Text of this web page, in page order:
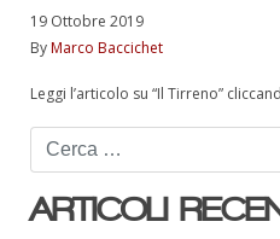
19 Ottobre 2019
ByMarco Baccichet
Leggi l’articolo su “Il Tirreno”
Ricerca
per:
ARTICOLI